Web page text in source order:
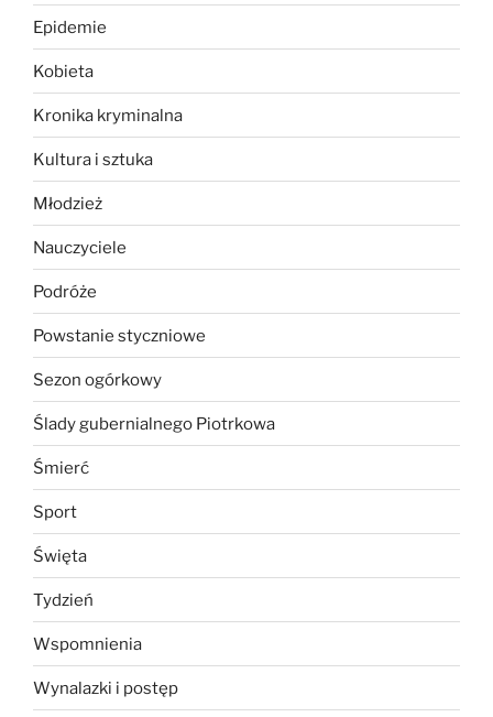
Epidemie
Kobieta
Kronika kryminalna
Kultura i sztuka
Młodzież
Nauczyciele
Podróże
Powstanie styczniowe
Sezon ogórkowy
Ślady gubernialnego Piotrkowa
Śmierć
Sport
Święta
Tydzień
Wspomnienia
Wynalazki i postęp